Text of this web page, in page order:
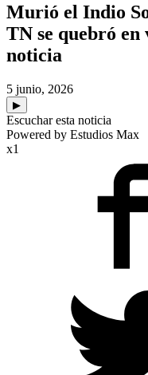
Murió el Indio
TN se quebró
noticia
5 junio, 2026
▶
Escuchar esta noticia
Powered by Estudios Max
x1